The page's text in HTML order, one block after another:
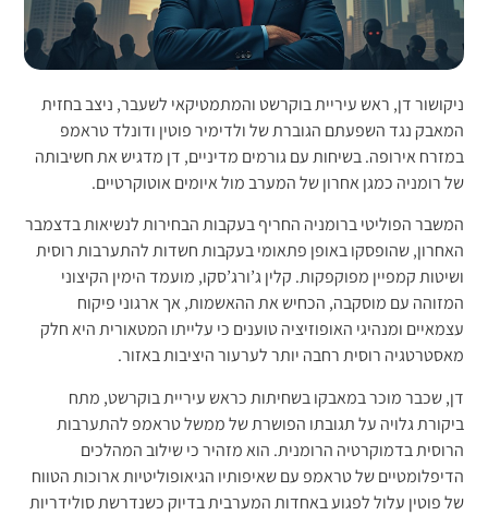
ניקושור דן, ראש עיריית בוקרשט והמתמטיקאי לשעבר, ניצב בחזית
המאבק נגד השפעתם הגוברת של ולדימיר פוטין ודונלד טראמפ
במזרח אירופה. בשיחות עם גורמים מדיניים, דן מדגיש את חשיבותה
של רומניה כמגן אחרון של המערב מול איומים אוטוקרטיים.
המשבר הפוליטי ברומניה החריף בעקבות הבחירות לנשיאות בדצמבר
האחרון, שהופסקו באופן פתאומי בעקבות חשדות להתערבות רוסית
ושיטות קמפיין מפוקפקות. קלין ג’ורג’סקו, מועמד הימין הקיצוני
המזוהה עם מוסקבה, הכחיש את ההאשמות, אך ארגוני פיקוח
עצמאיים ומנהיגי האופוזיציה טוענים כי עלייתו המטאורית היא חלק
מאסטרטגיה רוסית רחבה יותר לערעור היציבות באזור.
דן, שכבר מוכר במאבקו בשחיתות כראש עיריית בוקרשט, מתח
ביקורת גלויה על תגובתו הפושרת של ממשל טראמפ להתערבות
הרוסית בדמוקרטיה הרומנית. הוא מזהיר כי שילוב המהלכים
הדיפלומטיים של טראמפ עם שאיפותיו הגיאופוליטיות ארוכות הטווח
של פוטין עלול לפגוע באחדות המערבית בדיוק כשנדרשת סולידריות